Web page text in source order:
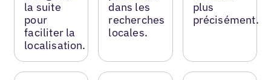
la suite
pour
faciliter la
localisation.
dans les
recherches
locales.
plus
précisément.